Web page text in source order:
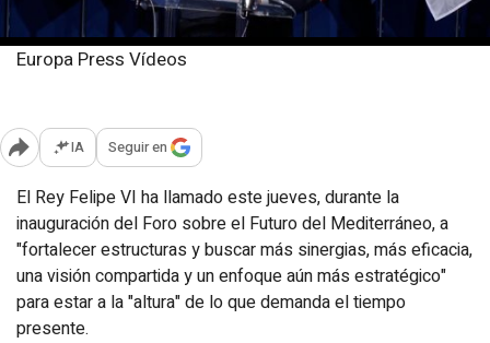
Europa Press Vídeos
Abrir opciones para compartir
IA Seguir en
El Rey Felipe VI ha llamado este jueves, durante la
inauguración del Foro sobre el Futuro del Mediterráneo, a
"fortalecer estructuras y buscar más sinergias, más eficacia,
una visión compartida y un enfoque aún más estratégico"
para estar a la "altura" de lo que demanda el tiempo
presente.